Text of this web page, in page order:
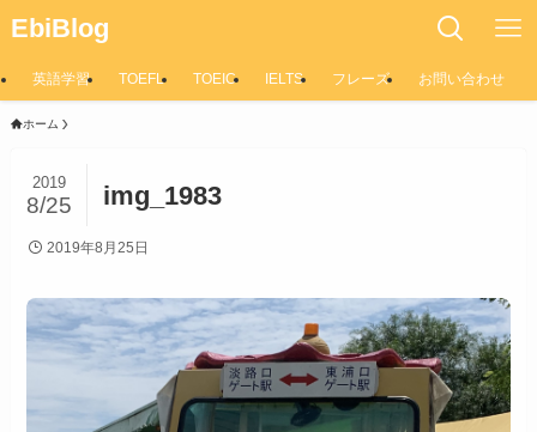
EbiBlog
英語学習 TOEFL TOEIC IELTS フレーズ お問い合わせ
ホーム
img_1983
2019
8/25
2019年8月25日